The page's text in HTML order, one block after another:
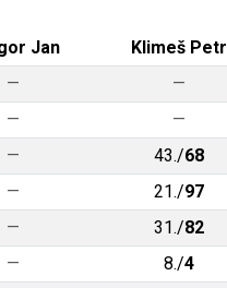
Jan Klimeš Petr
— —
— —
— 43./68
— 21./97
— 31./82
— 8./4